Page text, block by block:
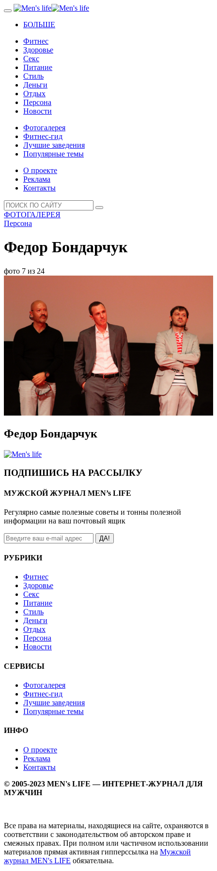
БОЛЬШЕ
Фитнес
Здоровье
Секс
Питание
Стиль
Деньги
Отдых
Персона
Новости
Фотогалерея
Фитнес-гид
Лучшие заведения
Популярные темы
О проекте
Реклама
Контакты
ФОТОГАЛЕРЕЯ
Персона
Федор Бондарчук
фото 7 из 24
Федор Бондарчук
ПОДПИШИСЬ НА РАССЫЛКУ
МУЖСКОЙ ЖУРНАЛ MEN’s LIFE
Регулярно самые полезные советы и тонны полезной
информации на ваш почтовый ящик
ДА!
РУБРИКИ
Фитнес
Здоровье
Секс
Питание
Стиль
Деньги
Отдых
Персона
Новости
СЕРВИСЫ
Фотогалерея
Фитнес-гид
Лучшие заведения
Популярные темы
ИНФО
О проекте
Реклама
Контакты
© 2005-2023 MEN's LIFE — ИНТЕРНЕТ-ЖУРНАЛ ДЛЯ
МУЖЧИН
Все права на материалы, находящиеся на сайте, охраняются в
соответствии с законодательством об авторском праве и
смежных правах. При полном или частичном использовании
материалов прямая активная гипперссылка на Мужской
журнал MEN's LIFE обязательна.